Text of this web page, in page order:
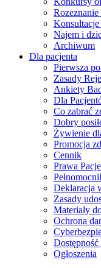
Najem i
Archiwum
Dla pacjenta
Pierwsza
Zasady
Ankiety
Dla
Co zabrać
Dobry
Żywienie
Promocja
Cennik
Prawa
Deklaracja
Zasady
Materiały
Ochrona
Ogłoszenia